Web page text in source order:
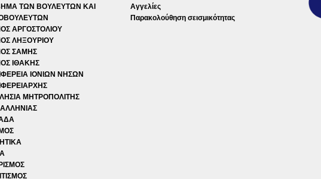
ΤΩΝ ΒΟΥΛΕΥΤΩΝ ΚΑΙ
ΑΡΓΟΣΤΟΛΙΟΥ
ΛΗΞΟΥΡΙΟΥ
ΣΑΜΗΣ
ΙΘΑΚΗΣ
ΙΟΝΙΩΝ ΝΗΣΩΝ
ΜΗΤΡΟΠΟΛΙΤΗΣ
Αγγελίες
Παρακολούθηση σεισμικότητας